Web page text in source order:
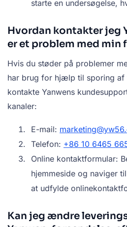
starte en undersøgelse,
Hvordan kontakter jeg
er et problem med min
Hvis du støder på problemer
har brug for hjælp til sporing af
kontakte Yanwens
kanaler:
E-mail:
Telefon: +86 10 6465
Online kontaktformular:
hjemmeside og naviger
at udfylde
Kan jeg ændre